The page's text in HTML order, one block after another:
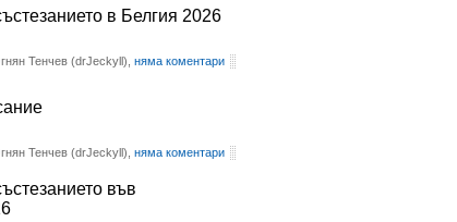
в Белгия 2026
Тенчев (drJeckyll), няма коментари
Тенчев (drJeckyll), няма коментари
във